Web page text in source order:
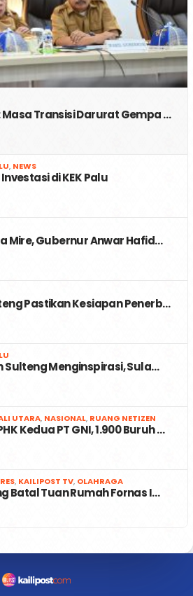
Masa Transisi Darurat Gempa …
, NEWS
di KEK Palu
Mire, Gubernur Anwar Hafid…
Pastikan Kesiapan Penerb…
Sulteng Menginspirasi, Sula…
UTARA, NASIONAL, RUANG NETIZEN
Kedua PT GNI, 1.900 Buruh …
, KAILIPOST TV, OLAHRAGA
Batal Tuan Rumah Fornas I…